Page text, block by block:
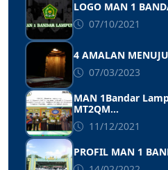
LOGO MAN 1
07/10/2021
4 AMALAN
07/03/2023
MAN 1Bandar
MT2QM...
11/12/2021
PROFIL MAN 1